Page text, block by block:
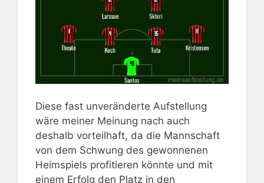
Diese fast unveränderte Aufstellung
wäre meiner Meinung nach auch
deshalb vorteilhaft, da die Mannschaft
von dem Schwung des gewonnenen
Heimspiels profitieren könnte und mit
einem Erfolg den Platz in den